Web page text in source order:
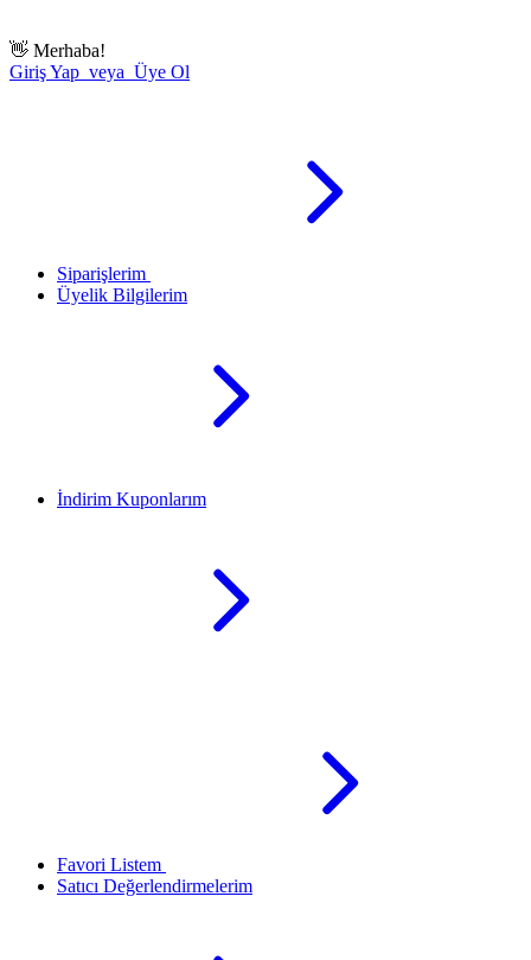
👋 Merhaba!
Giriş Yap veya Üye Ol
Siparişlerim
Üyelik Bilgilerim
İndirim Kuponlarım
Favori Listem
Satıcı Değerlendirmelerim